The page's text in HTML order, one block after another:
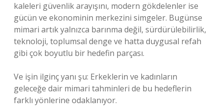
kaleleri güvenlik arayışını, modern gökdelenler ise
gücün ve ekonominin merkezini simgeler. Bugünse
mimari artık yalnızca barınma değil, sürdürülebilirlik,
teknoloji, toplumsal denge ve hatta duygusal refah
gibi çok boyutlu bir hedefin parçası.
Ve işin ilginç yanı şu: Erkeklerin ve kadınların
geleceğe dair mimari tahminleri de bu hedeflerin
farklı yönlerine odaklanıyor.